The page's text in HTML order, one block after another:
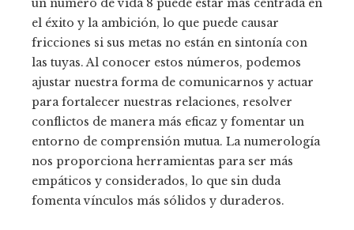
un número de vida 8 puede estar más centrada en
el éxito y la ambición, lo que puede causar
fricciones si sus metas no están en sintonía con
las tuyas. Al conocer estos números, podemos
ajustar nuestra forma de comunicarnos y actuar
para fortalecer nuestras relaciones, resolver
conflictos de manera más eficaz y fomentar un
entorno de comprensión mutua. La numerología
nos proporciona herramientas para ser más
empáticos y considerados, lo que sin duda
fomenta vínculos más sólidos y duraderos.